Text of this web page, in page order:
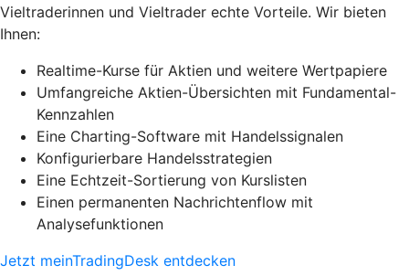
Vieltraderinnen und Vieltrader echte Vorteile. Wir bieten
Ihnen:
Realtime-Kurse für Aktien und weitere Wertpapiere
Umfangreiche Aktien-Übersichten mit Fundamental-
Kennzahlen
Eine Charting-Software mit Handelssignalen
Konfigurierbare Handelsstrategien
Eine Echtzeit-Sortierung von Kurslisten
Einen permanenten Nachrichtenflow mit
Analysefunktionen
Jetzt meinTradingDesk entdecken